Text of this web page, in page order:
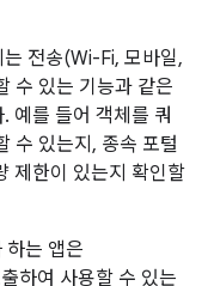
는 전송(Wi-Fi, 모바일,
수 있는 기능과 같은
예를 들어 객체를 쿼
수 있는지, 종속 포털
제한이 있는지 확인할
하는 앱은
하여 사용할 수 있는